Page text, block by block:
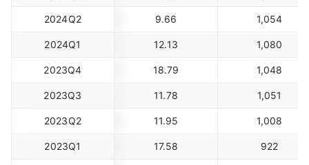
2024Q2 9.66 1,054
2024Q1 12.13 1,080
2023Q4 18.79 1,048
2023Q3 11.78 1,051
2023Q2 11.95 1,008
2023Q1 17.58 922